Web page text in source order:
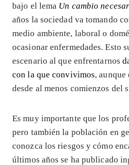
bajo el lema Un cambio
años la sociedad va tomando
medio ambiente, laboral o
ocasionar enfermedades. Esto
escenario al que enfrentarnos
con la que convivimos, aunque
desde al menos comienzos del
Es muy importante que los
pero también la población en
conozca los riesgos y cómo
últimos años se ha publicado